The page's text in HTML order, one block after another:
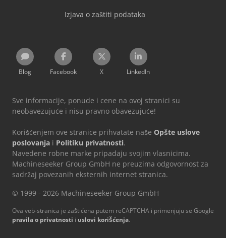
Izjava o zaštiti podataka
Blog Facebook X LinkedIn
Sve informacije, ponude i cene na ovoj stranici su
neobavezujuće i nisu pravno obavezujuće!
Korišćenjem ove stranice prihvatate naše Opšte uslove
poslovanja i Politiku privatnosti.
Navedene robne marke pripadaju svojim vlasnicima.
Machineseeker Group GmbH ne preuzima odgovornost za
sadržaj povezanih eksternih internet stranica.
© 1999 - 2026 Machineseeker Group GmbH
Ova veb-stranica je zaštićena putem reCAPTCHA i primenjuju se Google
pravila o privatnosti i uslovi korišćenja.